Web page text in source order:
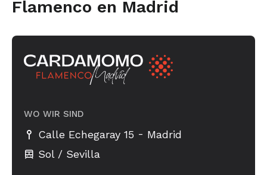
Flamenco en Madrid
WO WIR SIND
Calle Echegaray 15 - Madrid
Sol / Sevilla